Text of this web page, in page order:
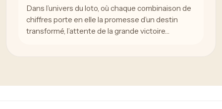
Dans l’univers du loto, où chaque combinaison de
chiffres porte en elle la promesse d’un destin
transformé, l’attente de la grande victoire…